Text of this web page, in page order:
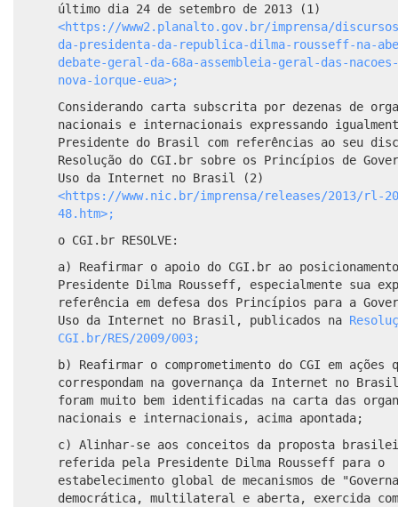
último dia 24 de setembro de 2013 (1)
<https://www2.planalto.gov.br/imprensa/
da-presidenta-da-republica-dilma-rousseff-na-
debate-geral-da-68a-assembleia-geral-das-
nova-iorque-eua>;
Considerando carta subscrita por dezenas de
nacionais e internacionais expressando
Presidente do Brasil com referências ao seu
Resolução do CGI.br sobre os Princípios de
Uso da Internet no Brasil (2)
<https://www.nic.br/imprensa/releases/2013/rl-
48.htm>;
o CGI.br RESOLVE:
a) Reafirmar o apoio do CGI.br ao
Presidente Dilma Rousseff, especialmente sua
referência em defesa dos Princípios para a
Uso da Internet no Brasil, publicados na
CGI.br/RES/2009/003;
b) Reafirmar o comprometimento do CGI em ações
correspondam na governança da Internet no
foram muito bem identificadas na carta das
nacionais e internacionais, acima apontada;
c) Alinhar-se aos conceitos da proposta
referida pela Presidente Dilma Rousseff para o
estabelecimento global de mecanismos de
democrática, multilateral e aberta, exercida com